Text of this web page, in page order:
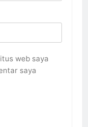
web saya
saya